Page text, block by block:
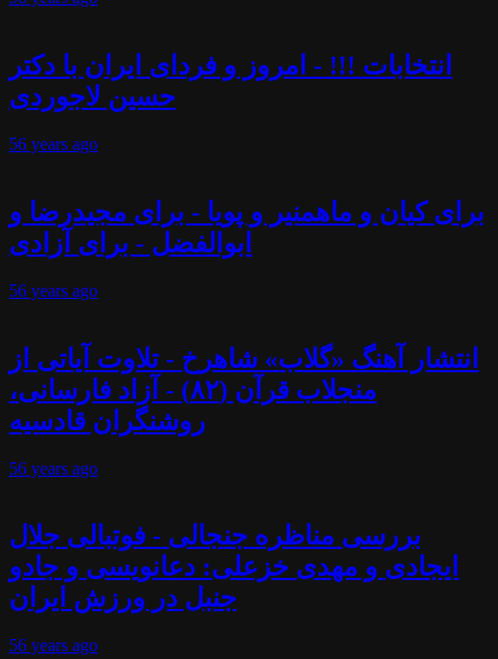
انتخابات !!! - امروز و فردای ایران با دکتر
حسین لاجوردی
56 years ago
برای کیان و ماهمنیر و پویا - برای مجیدرضا و
ابوالفضل - برای آزادی
56 years ago
انتشار آهنگ «گلاب» شاهرخ - تلاوت آیاتی از
منجلاب قرآن (۸۲) - آزاد فارسانی،
روشنگران قادسیه
56 years ago
بررسی مناظره جنجالی - فوتبالی جلال
ایجادی و مهدی خزعلی: دعانویسی و جادو
جنبل در ورزش ایران
56 years ago